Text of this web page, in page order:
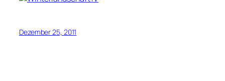
Dezember 25, 2011